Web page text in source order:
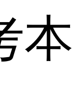
本